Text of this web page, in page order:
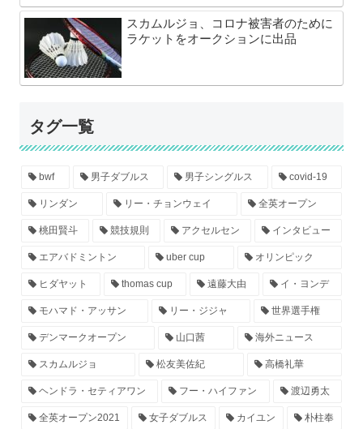
スカムルジョ、コロナ被害者のために
ラケットをオークションに出品
タグ一覧
bwf 男子ダブルス 男子シングルス covid-19
リンダン リー・チョンウェイ 全英オープン
桃田賢斗 競技規則 アクセルセン インタビュー
エアバドミントン uber cup オリンピック
ヒダヤット thomas cup 遠藤大由 イ・ヨンデ
モハマド・アッサン リー・ジジャ 世界選手権
デンマークオープン 山口茜 海外ニュース
スカムルジョ 松友美佐紀 高橋礼華
ヘンドラ・セティアワン フー・ハイファン 渡辺勇太
全英オープン2021 女子ダブルス カイユン 朴柱奉